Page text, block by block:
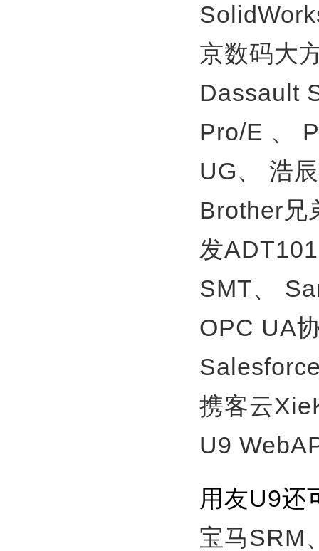
京数码大
Dassault
Pro/E 、
UG、
浩
Brother兄
发
SMT、
OPC UA
携客云
U9
用友U9还
宝马SRM